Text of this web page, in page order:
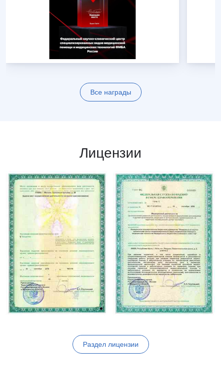
Все награды
Лицензии
Раздел лицензии